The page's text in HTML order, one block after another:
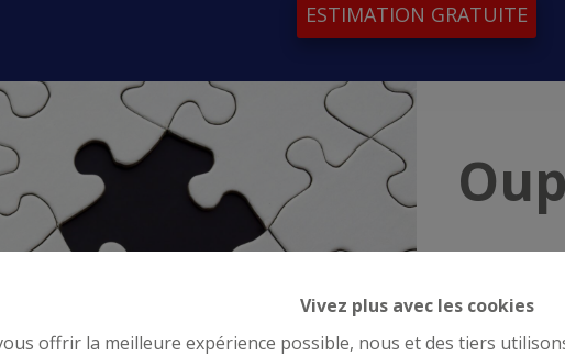
Vivez plus avec les cookies
offrir la meilleure expérience possible, nous et des tiers
ESTIMATION GRATUITE